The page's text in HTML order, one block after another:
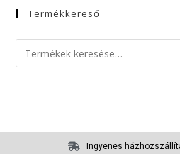
Termékkereső
Ingyenes